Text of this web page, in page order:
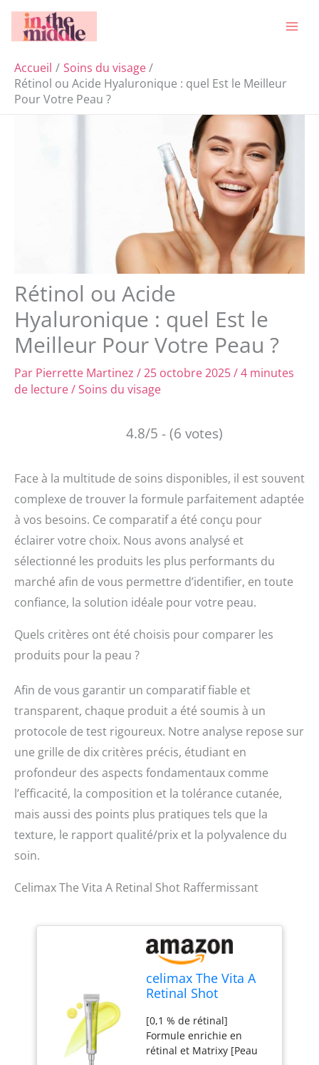
Aller
Accueil
Soins du visage
Rétinol ou Acide Hyaluronique : quel Est le Meilleur
Pour Votre Peau ?
Rétinol ou Acide
Hyaluronique : quel Est le
Meilleur Pour Votre Peau ?
Par Pierrette Martinez /25 octobre 2025/4 minutes
de lecture/Soins du visage
4.8/5 - (6 votes)
Face à la multitude de soins disponibles, il est souvent
complexe de trouver la formule parfaitement adaptée
à vos besoins. Ce comparatif a été conçu pour
éclairer votre choix. Nous avons analysé et
sélectionné les produits les plus performants du
marché afin de vous permettre d’identifier, en toute
confiance, la solution idéale pour votre peau.
Quels critères ont été choisis pour comparer les
produits pour la peau ?
Afin de vous garantir un comparatif fiable et
transparent, chaque produit a été soumis à un
protocole de test rigoureux. Notre analyse repose sur
une grille de dix critères précis, étudiant en
profondeur des aspects fondamentaux comme
l’efficacité, la composition et la tolérance cutanée,
mais aussi des points plus pratiques tels que la
texture, le rapport qualité/prix et la polyvalence du
soin.
Celimax The Vita A Retinal Shot Raffermissant
celimax The Vita A
Retinal Shot
[0,1 % de rétinal]
Formule enrichie en
rétinal et Matrixy [Peau
Rechercher